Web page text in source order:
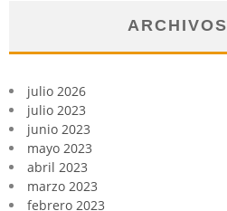
ARCHIVOS
julio 2026
julio 2023
junio 2023
mayo 2023
abril 2023
marzo 2023
febrero 2023